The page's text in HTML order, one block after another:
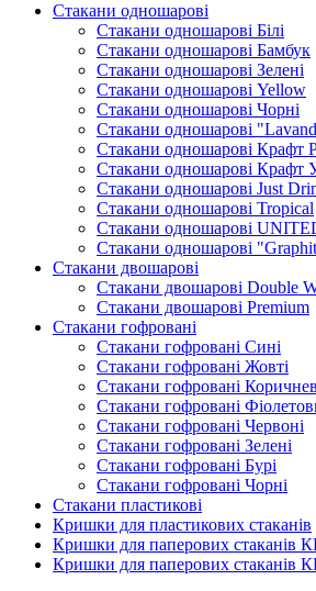
Стакани одношарові
Стакани одношарові Білі
Стакани одношарові Бамбук
Стакани одношарові Зелені
Стакани одношарові Yellow
Стакани одношарові Чорні
Стакани одношарові
Стакани одношарові Крафт
Стакани одношарові Крафт
Стакани одношарові Just
Стакани одношарові Tropical
Стакани одношарові
Стакани одношарові
Стакани двошарові
Стакани двошарові Double
Стакани двошарові Premium
Стакани гофровані
Стакани гофровані Сині
Стакани гофровані Жовті
Стакани гофровані
Стакани гофровані
Стакани гофровані Червоні
Стакани гофровані Зелені
Стакани гофровані Бурі
Стакани гофровані Чорні
Стакани пластикові
Кришки для пластикових стаканів
Кришки для паперових стаканів
Кришки для паперових стаканів